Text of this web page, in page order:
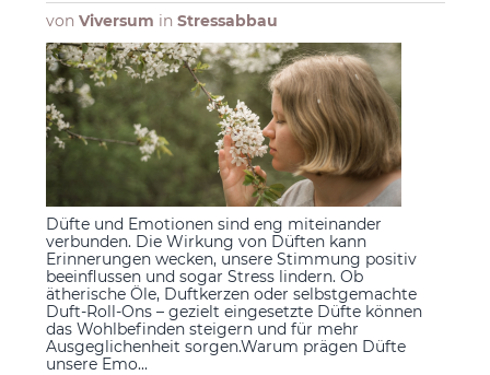
von Viversum in Stressabbau
Düfte und Emotionen sind eng miteinander
verbunden. Die Wirkung von Düften kann
Erinnerungen wecken, unsere Stimmung positiv
beeinflussen und sogar Stress lindern. Ob
ätherische Öle, Duftkerzen oder selbstgemachte
Duft-Roll-Ons – gezielt eingesetzte Düfte können
das Wohlbefinden steigern und für mehr
Ausgeglichenheit sorgen.Warum prägen Düfte
unsere Emo...